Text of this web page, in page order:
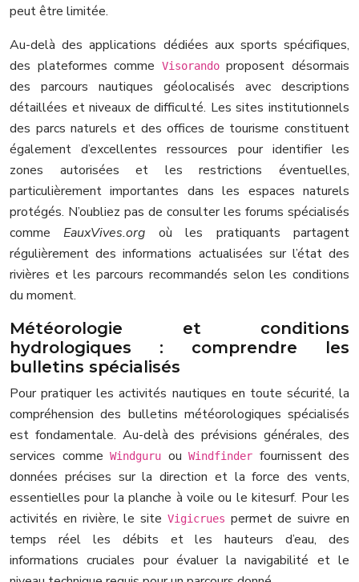
peut être limitée.
Au-delà des applications dédiées aux sports spécifiques,
des plateformes comme
Visorandoproposent désormais
des parcours nautiques géolocalisés avec descriptions
détaillées et niveaux de difficulté. Les sites institutionnels
des parcs naturels et des offices de tourisme constituent
également d’excellentes ressources pour identifier les
zones autorisées et les restrictions éventuelles,
particulièrement importantes dans les espaces naturels
protégés. N’oubliez pas de consulter les forums spécialisés
commeEauxVives.org où les pratiquants partagent
régulièrement des informations actualisées sur l’état des
rivières et les parcours recommandés selon les conditions
du moment.
Météorologie et conditions
hydrologiques : comprendre les
bulletins spécialisés
Pour pratiquer les activités nautiques en toute sécurité, la
compréhension des bulletins météorologiques spécialisés
est fondamentale. Au-delà des prévisions générales, des
services comme Windguru ou Windfinder fournissent des
données précises sur la direction et la force des vents,
essentielles pour la planche à voile ou le kitesurf. Pour les
activités en rivière, le site Vigicrues permet de suivre en
temps réel les débits et les hauteurs d’eau, des
informations cruciales pour évaluer la navigabilité et le